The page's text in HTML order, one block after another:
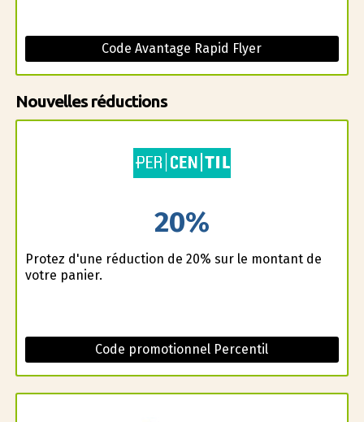
Code Avantage Rapid Flyer
Nouvelles réductions
20%
Profitez d'une réduction de 20% sur le montant de
votre panier.
Code promotionnel Percentil